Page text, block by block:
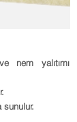
nem yalıtımı
sunulur.